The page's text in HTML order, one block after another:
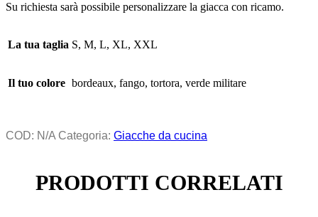
Su richiesta sarà possibile personalizzare la giacca con ricamo.
La tua taglia S, M, L, XL, XXL
Il tuo colore bordeaux, fango, tortora, verde militare
COD: N/A Categoria: Giacche da cucina
PRODOTTI CORRELATI